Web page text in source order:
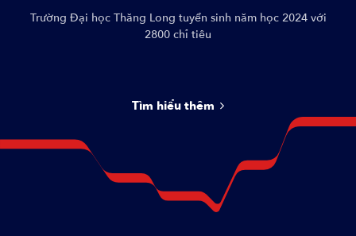
Trường Đại học Thăng Long tuyển sinh năm học 2024 với
2800 chỉ tiêu
Tìm hiểu thêm